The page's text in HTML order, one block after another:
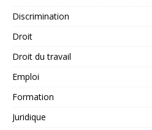
Discrimination
Droit
Droit du travail
Emploi
Formation
Juridique